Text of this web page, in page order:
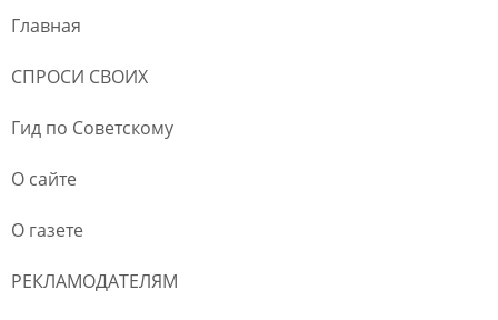
Главная
СПРОСИ СВОИХ
Гид по Советскому
О сайте
О газете
РЕКЛАМОДАТЕЛЯМ